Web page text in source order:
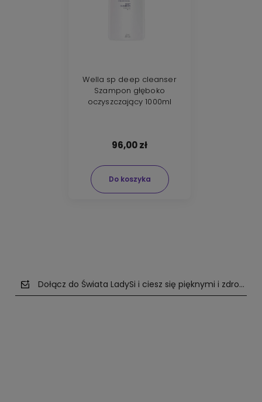
Wella sp deep cleanser
Szampon głęboko
oczyszczający 1000ml
96,00 zł
Do koszyka
Dołącz do Świata LadySi i ciesz się pięknymi i